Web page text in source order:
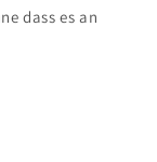
dass es an